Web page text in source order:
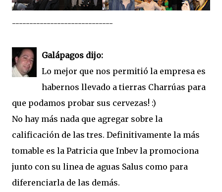
-----------------------------
Galápagos dijo:
Lo mejor que nos permitió la empresa es
habernos llevado a tierras Charrúas para
que podamos probar sus cervezas! :)
No hay más nada que agregar sobre la
calificación de las tres. Definitivamente la más
tomable es la Patricia que Inbev la promociona
junto con su linea de aguas Salus como para
diferenciarla de las demás.